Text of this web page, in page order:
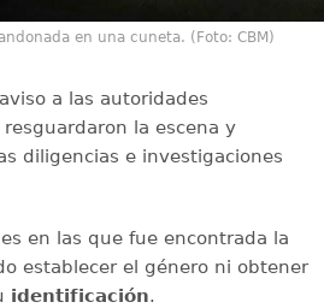
en una cuneta. (Foto: CBM)
a las autoridades
la escena y
diligencias e investigaciones
en las que fue encontrada la
establecer el género ni obtener
identificación.